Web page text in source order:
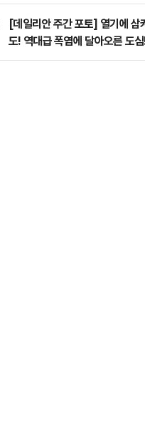
[데일리안 주간 포토] 열기에 삼
도! 역대급 폭염에 달아오른 도